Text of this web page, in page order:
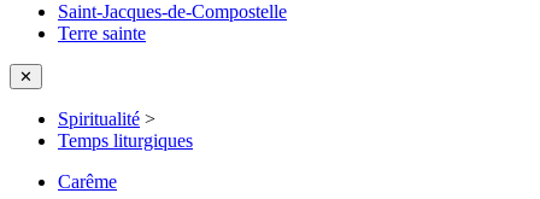
Saint-Jacques-de-Compostelle
Terre sainte
✕
Spiritualité >
Temps liturgiques
Carême